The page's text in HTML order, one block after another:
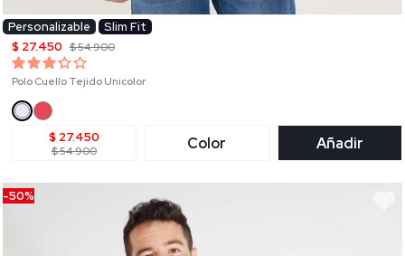
Personalizable
Slim Fit
$ 27.450 $ 54.900
Polo Cuello Tejido Unicolor
$ 27.450
$ 54.900 Color Añadir
-50%